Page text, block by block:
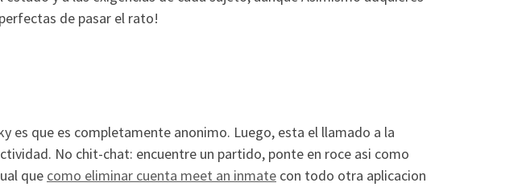
de pasar el rato!
es que es completamente anonimo. Luego, esta el llamado a la
No chit-chat: encuentre un partido, ponte en roce asi­ como
que como eliminar cuenta meet an inmate con todo otra aplicacion